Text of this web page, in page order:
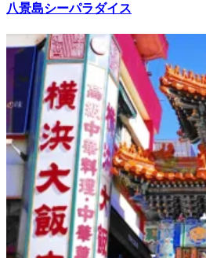
八景島シーパラダイス